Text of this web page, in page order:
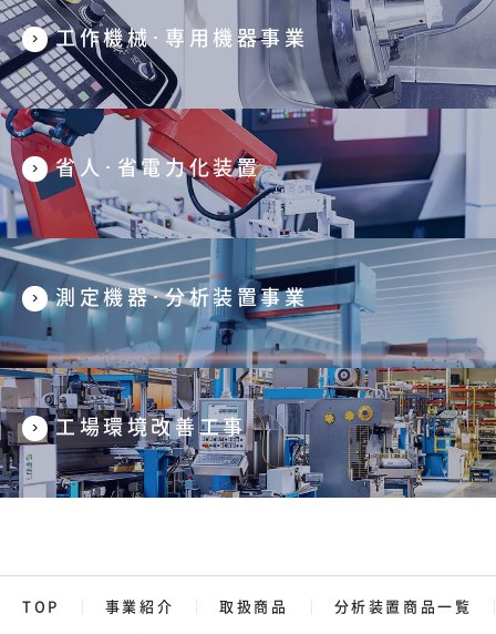
工作機械･専用機器事業
省人･省電力化装置
測定機器･分析装置事業
工場環境改善工事
TOP 事業紹介 取扱商品 分析装置商品一覧